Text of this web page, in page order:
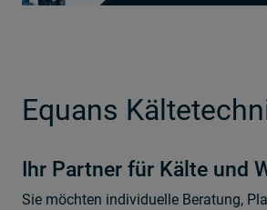
Equans
Ihr Partner für Kälte und
Sie möchten individuelle Beratung,